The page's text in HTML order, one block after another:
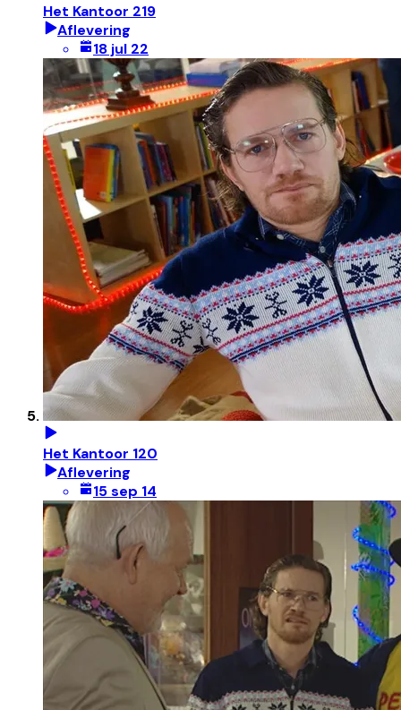
Het Kantoor 219
Aflevering
18 jul 22
Het Kantoor 120
Aflevering
15 sep 14